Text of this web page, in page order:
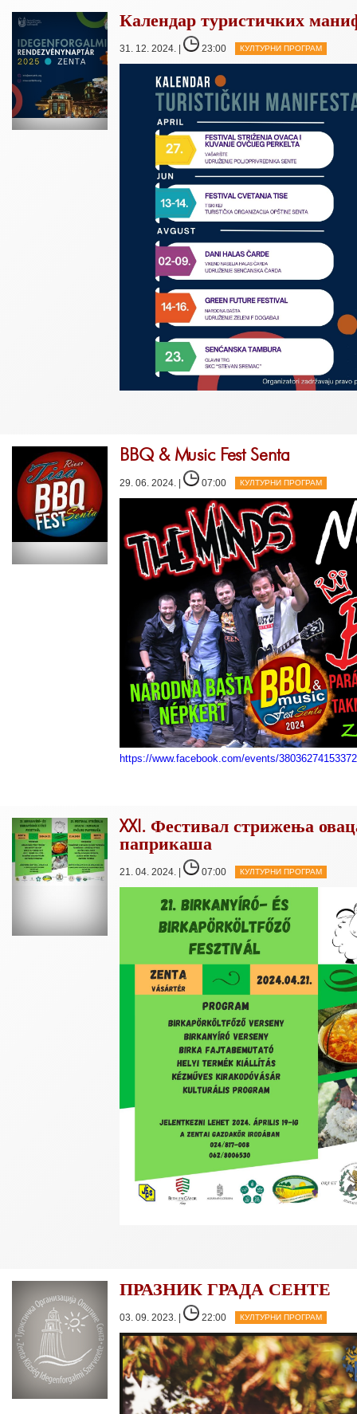
Календар туристичких
31. 12. 2024. | 23:00 КУЛТУРНИ ПРОГРАМ
BBQ & Music Fest Senta
29. 06. 2024. | 07:00 КУЛТУРНИ ПРОГРАМ
https://www.facebook.com/events/
XXI. Фестивал стрижења
паприкаша
21. 04. 2024. | 07:00 КУЛТУРНИ ПРОГРАМ
ПРАЗНИК ГРАДА СЕНТЕ
03. 09. 2023. | 22:00 КУЛТУРНИ ПРОГРАМ